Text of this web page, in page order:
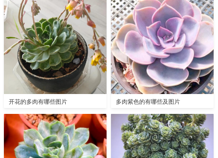
开花的多肉有哪些图片 多肉紫色的有哪些及图片